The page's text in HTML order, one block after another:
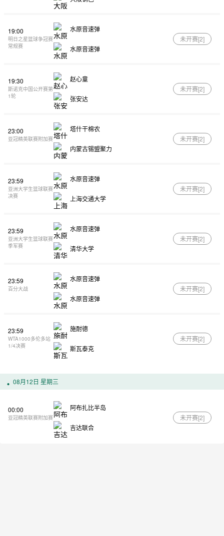
19:00
明日之星篮球争冠赛
常规赛
水原音速弹
水原音速弹
未开赛[2]
19:30
斯诺克中国公开赛第
1轮
赵心童
张安达
未开赛[2]
23:00
亚冠精英联赛附加赛
塔什干棉农
内蒙古锡盟聚力
未开赛[2]
23:59
亚洲大学生篮球联赛
决赛
水原音速弹
上海交通大学
未开赛[2]
23:59
亚洲大学生篮球联赛
季军赛
水原音速弹
清华大学
未开赛[2]
23:59
百分大战
水原音速弹
水原音速弹
未开赛[2]
23:59
WTA1000多伦多站
1/4决赛
施耐德
斯瓦泰克
未开赛[2]
08月12日 星期三
00:00
亚冠精英联赛附加赛
阿布扎比半岛
吉达联合
未开赛[2]